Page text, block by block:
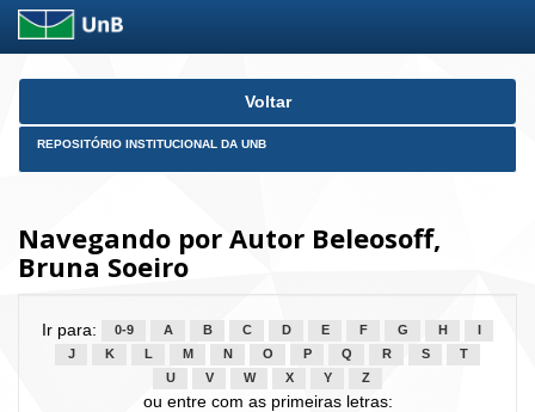
Skip
Voltar
REPOSITÓRIO INSTITUCIONAL DA UNB
Navegando por Autor Beleosoff,
Bruna Soeiro
Ir para: 0-9 A B C D E F G H
J
K L M N O P Q R S
T
U
V W X Y Z
ou entre com as primeiras letras: